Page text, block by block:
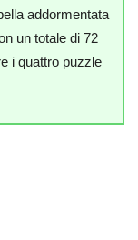
addormentata
un totale di 72
i quattro puzzle